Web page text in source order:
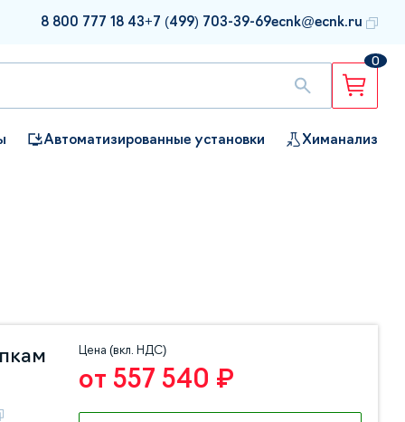
8 800 777 18 43+7 (499) 703-39-69ecnk@ecnk.ru
0
Автоматизированные установки Химанализ
Цена (вкл. НДС)
от 557 540 ₽